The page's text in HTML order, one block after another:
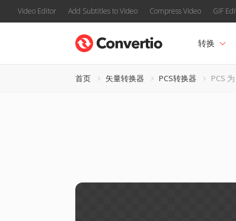
Video Editor Add Subtitles to Video Compress Video GIF
转换
首页 矢量转换器 PCS转换器 PCS